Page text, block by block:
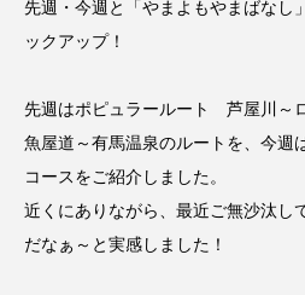
最終回【JAZZ Bar cozy】3月7
ました！
2024.03.07
TAG LIST
先週・今週と「やまよもやまばなし
ックアップ！
先週はポピュラールート 芦屋川～
魚屋道～有馬温泉のルートを、今週
コースをご紹介しました。
近くにありながら、最近ご無沙汰し
だなぁ～と実感しました！